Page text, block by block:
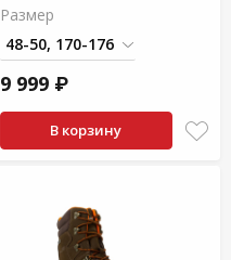
Размер
9 999 ₽
В корзину